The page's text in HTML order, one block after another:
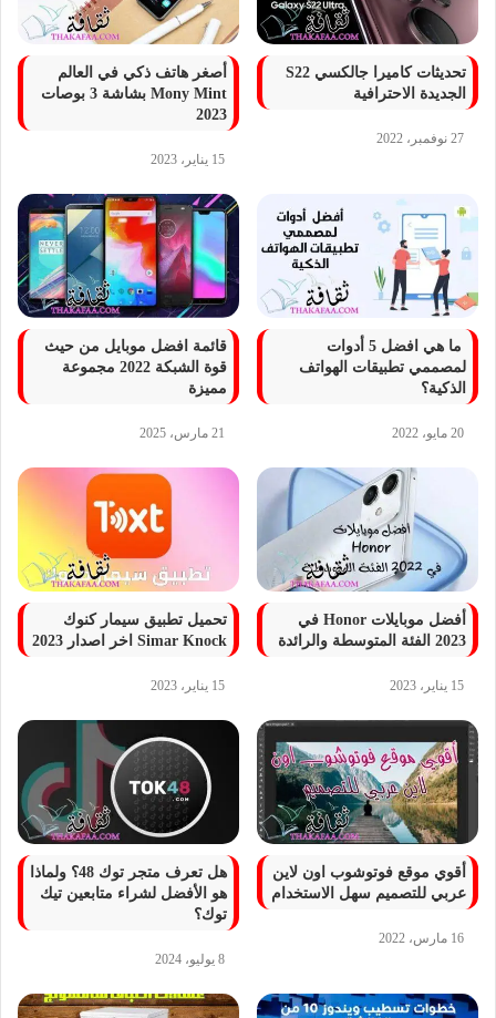
تحديثات كاميرا جالكسي S22
الجديدة الاحترافية
27 نوفمبر، 2022
أصغر هاتف ذكي في العالم
Mony Mint بشاشة 3 بوصات
2023
15 يناير، 2023
ما هي افضل 5 أدوات
لمصممي تطبيقات الهواتف
الذكية؟
20 مايو، 2022
قائمة افضل موبايل من حيث
قوة الشبكة 2022 مجموعة
مميزة
21 مارس، 2025
أفضل موبايلات Honor في
2023 الفئة المتوسطة والرائدة
15 يناير، 2023
تحميل تطبيق سيمار كنوك
Simar Knock اخر اصدار 2023
15 يناير، 2023
أقوي موقع فوتوشوب اون لاين
عربي للتصميم سهل الاستخدام
16 مارس، 2022
هل تعرف متجر توك 48؟ ولماذا
هو الأفضل لشراء متابعين تيك
توك؟
8 يوليو، 2024